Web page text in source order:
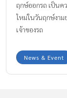
ฤกษ์ออกรถ เป็นค
ใหม่ในวันฤกษ์งาม
เจ้าของรถ
News & Event